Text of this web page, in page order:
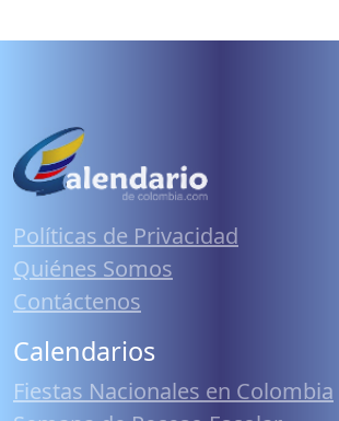
Políticas de Privacidad
Quiénes Somos
Contáctenos
Calendarios
Fiestas Nacionales en Colombia